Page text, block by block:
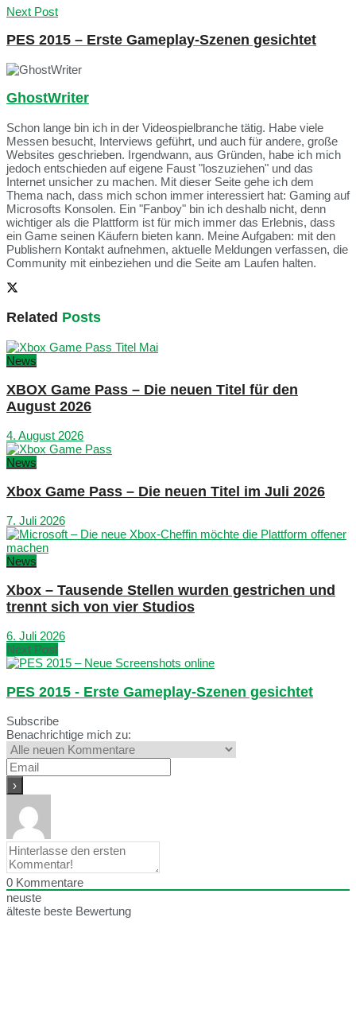
Next Post
PES 2015 – Erste Gameplay-Szenen gesichtet
GhostWriter
Schon lange bin ich in der Videospielbranche tätig. Habe viele
Messen besucht, Interviews geführt, und auch für andere, große
Websites geschrieben. Irgendwann, aus Gründen, habe ich mich
jedoch entschieden auf eigene Faust "loszuziehen" und das
Internet unsicher zu machen. Mit dieser Seite gehe ich dem
Thema nach, dass mich schon immer interessiert hat: Gaming auf
Microsofts Konsolen. Ein "Fanboy" bin ich deshalb nicht, denn
wichtiger als die Plattform ist für mich immer das Erlebnis, dass
ein Game seinen Käufern bieten kann. Meine Aufgaben: mit den
Publishern Kontakt aufnehmen, aktuelle Meldungen verfassen, die
Community mit einbeziehen und die Seite am Laufen halten.
Related Posts
News
XBOX Game Pass – Die neuen Titel für den
August 2026
4. August 2026
News
Xbox Game Pass – Die neuen Titel im Juli 2026
7. Juli 2026
News
Xbox – Tausende Stellen wurden gestrichen und
trennt sich von vier Studios
6. Juli 2026
Next Post
PES 2015 - Erste Gameplay-Szenen gesichtet
Subscribe
Benachrichtige mich zu:
0 Kommentare
neuste
älteste beste Bewertung